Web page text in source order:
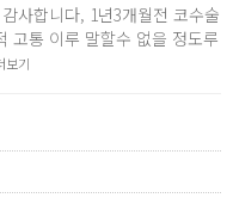
사합니다, 1년3개월전 코수술
고통 이루 말할수 없을 정도루
보기